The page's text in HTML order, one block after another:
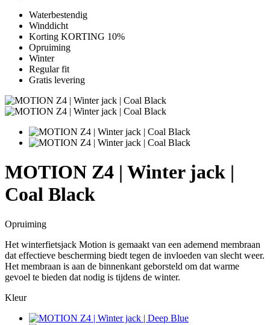
Waterbestendig
Winddicht
Korting KORTING 10%
Opruiming
Winter
Regular fit
Gratis levering
MOTION Z4 | Winter jack |
Coal Black
Opruiming
Het winterfietsjack Motion is gemaakt van een ademend membraan
dat effectieve bescherming biedt tegen de invloeden van slecht weer.
Het membraan is aan de binnenkant geborsteld om dat warme
gevoel te bieden dat nodig is tijdens de winter.
Kleur